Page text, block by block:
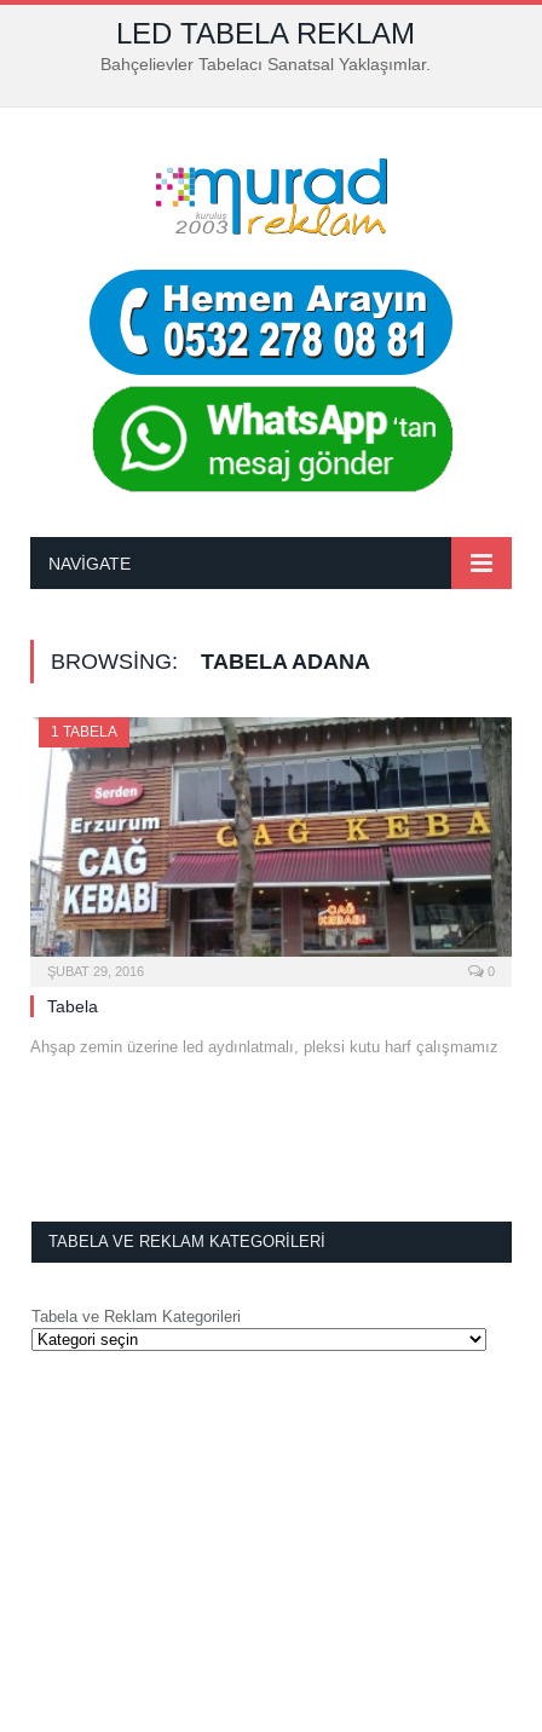
LED TABELA REKLAM
Bahçelievler Tabelacı Sanatsal Yaklaşımlar.
NAVIGATE
BROWSING: TABELA ADANA
1 TABELA
ŞUBAT 29, 2016 0
Tabela
Ahşap zemin üzerine led aydınlatmalı, pleksi kutu harf çalışmamız
TABELA VE REKLAM KATEGORILERI
Tabela ve Reklam Kategorileri